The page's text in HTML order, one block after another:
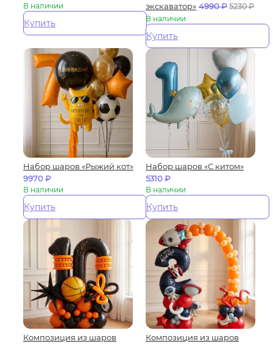
В наличии
Купить
экскаватор» 4990₽ 5230₽
В наличии
Купить
Набор шаров «Рыжий кот»
9970₽
В наличии
Купить
Набор шаров «С китом»
5310₽
В наличии
Купить
Композиция из шаров
Композиция из шаров